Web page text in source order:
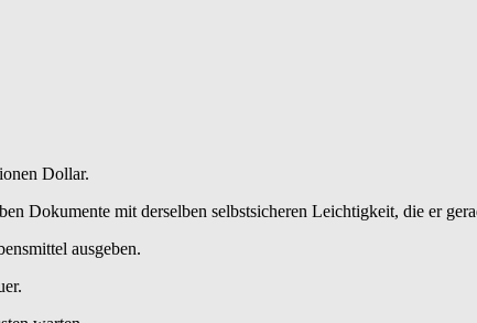
Dollar.
Dokumente mit derselben selbstsicheren Leichtigkeit, die er
ausgeben.